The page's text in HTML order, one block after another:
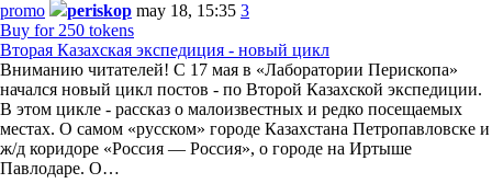
promo periskop may 18, 15:35 3
Buy for 250 tokens
Вторая Казахская экспедиция - новый цикл
Вниманию читателей! С 17 мая в «Лаборатории Перископа»
начался новый цикл постов - по Второй Казахской экспедиции.
В этом цикле - рассказ о малоизвестных и редко посещаемых
местах. О самом «русском» городе Казахстана Петропавловске и
ж/д коридоре «Россия — Россия», о городе на Иртыше
Павлодаре. О…